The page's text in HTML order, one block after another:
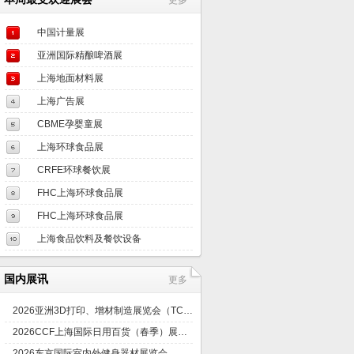
中国计量展
亚洲国际精酿啤酒展
上海地面材料展
上海广告展
CBME孕婴童展
上海环球食品展
CRFE环球餐饮展
FHC上海环球食品展
FHC上海环球食品展
上海食品饮料及餐饮设备
国内展讯 更多
2026亚洲3D打印、增材制造展览会（TCT亚洲展）
2026CCF上海国际日用百货（春季）展览会